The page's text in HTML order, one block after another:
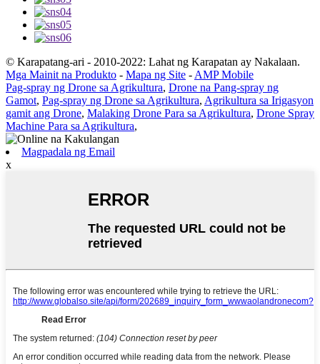
© Karapatang-ari - 2010-2022: Lahat ng Karapatan ay Nakalaan.
Mga Mainit na Produkto - Mapa ng Site - AMP Mobile
Pag-spray ng Drone sa Agrikultura, Drone na Pang-spray ng
Gamot, Pag-spray ng Drone sa Agrikultura, Agrikultura sa Irigasyon
gamit ang Drone, Malaking Drone Para sa Agrikultura, Drone Spray
Machine Para sa Agrikultura,
Magpadala ng Email
x